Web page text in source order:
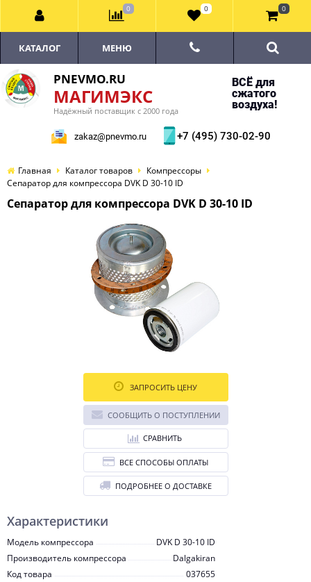
PNEVMO.RU
МАГИМЭКС
Надёжный поставщик с 2000 года
ВСЁ для
сжатого
воздуха!
zakaz@pnevmo.ru +7 (495) 730-02-90
КАТАЛОГ МЕНЮ
Главная Каталог товаров
Компрессоры
Сепаратор для компрессора DVK D 30-10 ID
Сепаратор для компрессора DVK D 30-10 ID
Характеристики
Модель компрессора
DVK D 30-10 ID
Производитель компрессора
Dalgakiran
Код товара
037655
ЗАПРОСИТЬ ЦЕНУ
СООБЩИТЬ О ПОСТУПЛЕНИИ
СРАВНИТЬ
ВСЕ СПОСОБЫ ОПЛАТЫ
ПОДРОБНЕЕ О ДОСТАВКЕ
0 0 0